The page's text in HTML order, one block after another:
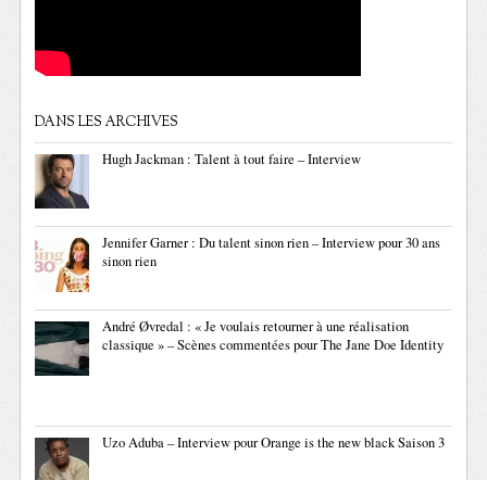
DANS LES ARCHIVES
Hugh Jackman : Talent à tout faire – Interview
Jennifer Garner : Du talent sinon rien – Interview pour 30 ans
sinon rien
André Øvredal : « Je voulais retourner à une réalisation
classique » – Scènes commentées pour The Jane Doe Identity
Uzo Aduba – Interview pour Orange is the new black Saison 3